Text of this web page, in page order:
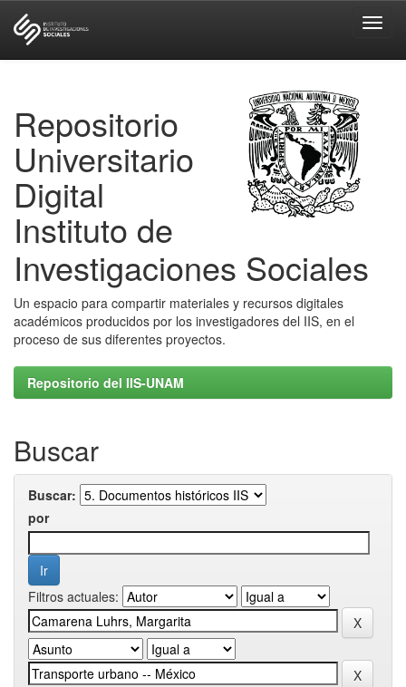
Repositorio
Universitario
Digital
Instituto de
Investigaciones Sociales
Un espacio para compartir materiales y recursos digitales
académicos producidos por los investigadores del IIS, en el
proceso de sus diferentes proyectos.
Repositorio del IIS-UNAM
Buscar
Buscar:
por
Filtros actuales: